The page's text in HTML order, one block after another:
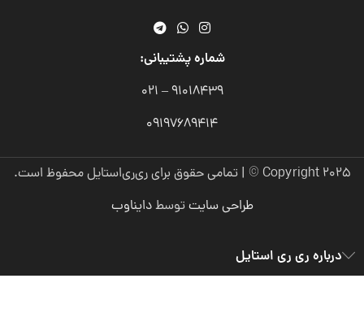
شماره پشتیبانی:
91018439 – 021
09197689414
Copyright 2025 © | تمامی حقوق برای ری‌ری‌استایل محفوظ است.
طراحی سایتتوسطدایناوب
درباره ری ری استایل